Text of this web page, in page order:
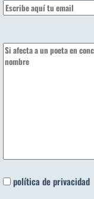
política de privacidad